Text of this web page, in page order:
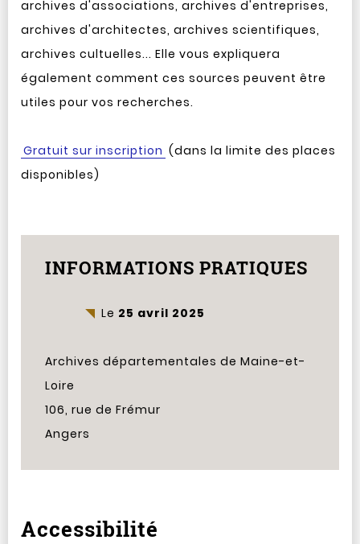
archives d'associations, archives d'entreprises,
archives d'architectes, archives scientifiques,
archives cultuelles... Elle vous expliquera
également comment ces sources peuvent être
utiles pour vos recherches.
Gratuit sur inscription (dans la limite des places
disponibles)
INFORMATIONS PRATIQUES
Le 25 avril 2025
Archives départementales de Maine-et-
Loire
106, rue de Frémur
Angers
Accessibilité